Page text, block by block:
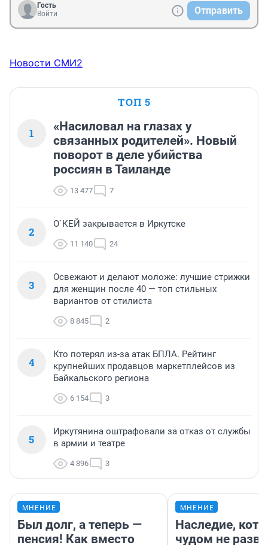
Гость
Войти
Отправить
Новости СМИ2
ТОП 5
1
«Насиловал на глазах у
связанных родителей». Новый
поворот в деле убийства
россиян в Таиланде
13 477 7
2
О`КЕЙ закрывается в Иркутске
11 140 24
3
Освежают и делают моложе: лучшие стрижки
для женщин после 40 — топ стильных
вариантов от стилиста
8 845 2
4
Кто потерял из-за атак БПЛА. Рейтинг
крупнейших продавцов маркетплейсов из
Байкальского региона
6 154 3
5
Иркутянина оштрафовали за отказ от службы
в армии и театре
4 896 3
МНЕНИЕ
Был долг, а теперь —
пенсия! Как вместо
МНЕНИЕ
Наследие,
чудом не